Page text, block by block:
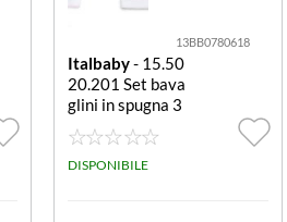
13BB0780618
Italbaby- 15.50
20.201 Set bava
glini in spugna 3
pezzi Rosa Set b
avaglini Italbab
y 15 5020 201
DISPONIBILE